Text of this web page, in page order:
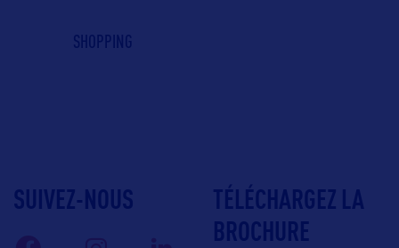
SHOPPING
SUIVEZ-NOUS
TÉLÉCHARGEZ LA
BROCHURE